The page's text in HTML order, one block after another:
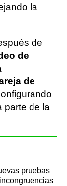
la
de
de
de
parte de la
pruebas